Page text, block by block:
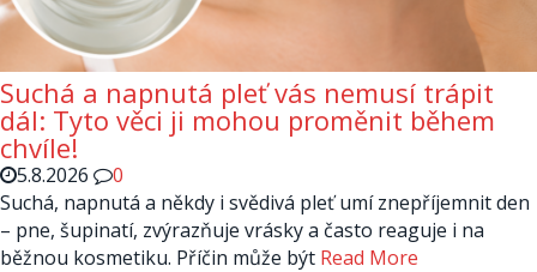
Suchá a napnutá pleť vás nemusí trápit
dál: Tyto věci ji mohou proměnit během
chvíle!
5.8.2026
0
Suchá, napnutá a někdy i svědivá pleť umí znepříjemnit den
– pne, šupinatí, zvýrazňuje vrásky a často reaguje i na
běžnou kosmetiku. Příčin může být Read More